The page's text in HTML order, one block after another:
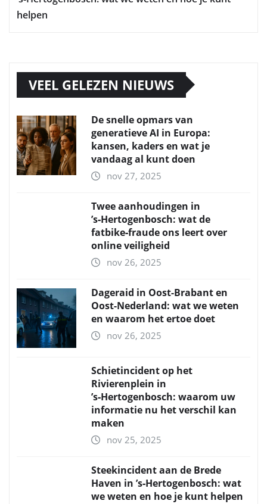
helpen
VEEL GELEZEN NIEUWS
De snelle opmars van
generatieve AI in Europa:
kansen, kaders en wat je
vandaag al kunt doen
nov 27, 2025
Twee aanhoudingen in
’s‑Hertogenbosch: wat de
fatbike‑fraude ons leert over
online veiligheid
nov 26, 2025
Dageraid in Oost-Brabant en
Oost-Nederland: wat we weten
en waarom het ertoe doet
nov 26, 2025
Schietincident op het
Rivierenplein in
’s‑Hertogenbosch: waarom uw
informatie nu het verschil kan
maken
nov 25, 2025
Steekincident aan de Brede
Haven in ’s‑Hertogenbosch: wat
we weten en hoe je kunt helpen